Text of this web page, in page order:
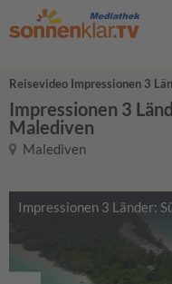
Reisevideo Impressionen 3
Impressionen 3
Malediven
Malediven